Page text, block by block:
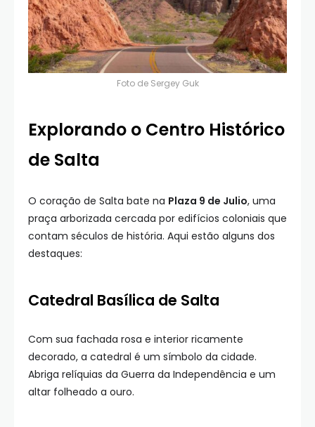
Foto de Sergey Guk
Explorando o Centro Histórico
de Salta
O coração de Salta bate na Plaza 9 de Julio, uma
praça arborizada cercada por edifícios coloniais que
contam séculos de história. Aqui estão alguns dos
destaques:
Catedral Basílica de Salta
Com sua fachada rosa e interior ricamente
decorado, a catedral é um símbolo da cidade.
Abriga relíquias da Guerra da Independência e um
altar folheado a ouro.